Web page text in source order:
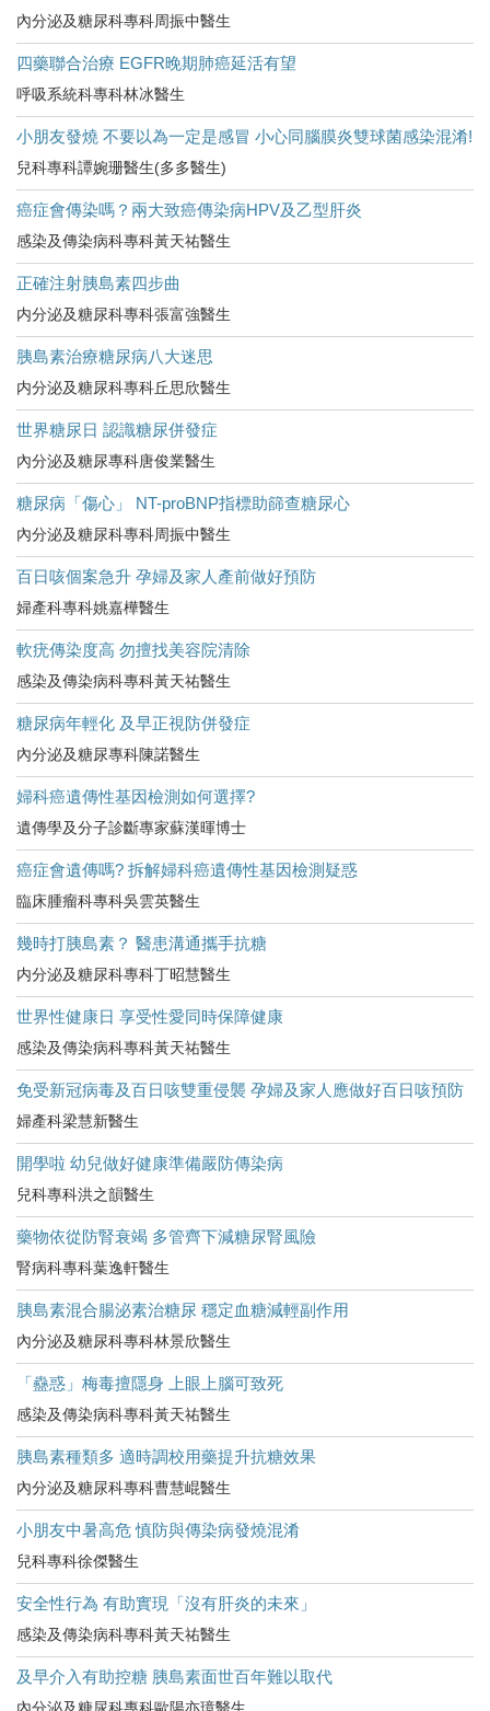
內分泌及糖尿科專科周振中醫生
四藥聯合治療 EGFR晚期肺癌延活有望
呼吸系統科專科林冰醫生
小朋友發燒 不要以為一定是感冒 小心同腦膜炎雙球菌感染混淆!
兒科專科譚婉珊醫生(多多醫生)
癌症會傳染嗎？兩大致癌傳染病HPV及乙型肝炎
感染及傳染病科專科黃天祐醫生
正確注射胰島素四步曲
内分泌及糖尿科專科張富強醫生
胰島素治療糖尿病八大迷思
内分泌及糖尿科專科丘思欣醫生
世界糖尿日 認識糖尿併發症
內分泌及糖尿專科唐俊業醫生
糖尿病「傷心」 NT-proBNP指標助篩查糖尿心
內分泌及糖尿科專科周振中醫生
百日咳個案急升 孕婦及家人產前做好預防
婦產科專科姚嘉樺醫生
軟疣傳染度高 勿擅找美容院清除
感染及傳染病科專科黃天祐醫生
糖尿病年輕化 及早正視防併發症
內分泌及糖尿專科陳諾醫生
婦科癌遺傳性基因檢測如何選擇?
遺傳學及分子診斷專家蘇漢暉博士
癌症會遺傳嗎? 拆解婦科癌遺傳性基因檢測疑惑
臨床腫瘤科專科吳雲英醫生
幾時打胰島素？ 醫患溝通攜手抗糖
内分泌及糖尿科專科丁昭慧醫生
世界性健康日 享受性愛同時保障健康
感染及傳染病科專科黃天祐醫生
免受新冠病毒及百日咳雙重侵襲 孕婦及家人應做好百日咳預防
婦產科梁慧新醫生
開學啦 幼兒做好健康準備嚴防傳染病
兒科專科洪之韻醫生
藥物依從防腎衰竭 多管齊下減糖尿腎風險
腎病科專科葉逸軒醫生
胰島素混合腸泌素治糖尿 穩定血糖減輕副作用
內分泌及糖尿科專科林景欣醫生
「蠱惑」梅毒擅隱身 上眼上腦可致死
感染及傳染病科專科黃天祐醫生
胰島素種類多 適時調校用藥提升抗糖效果
內分泌及糖尿科專科曹慧崐醫生
小朋友中暑高危​ 慎防與傳染病發燒混淆
兒科專科徐傑醫生
安全性行為 有助實現「沒有肝炎的未來」
感染及傳染病科專科黃天祐醫生
及早介入有助控糖 胰島素面世百年難以取代